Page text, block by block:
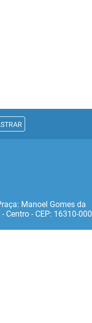
Manoel Gomes da
Centro - CEP: 16310‐000